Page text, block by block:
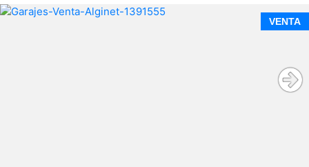
VENTA